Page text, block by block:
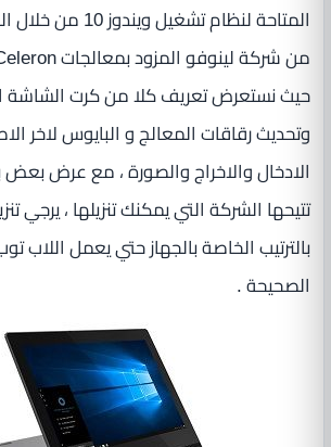
المتاحة لنظام
حيث نستعرض تعريف كلا من كرت الشاشة
وتحديث رقاقات المعالج و البايوس لاخر
الادخال والاخراج والصورة ، مع عرض بعض
تتيحها الشركة التي يمكنك تنزيلها ، يرجي
بالترتيب الخاصة بالجهاز حتي يعمل اللاب
الصحيحة .